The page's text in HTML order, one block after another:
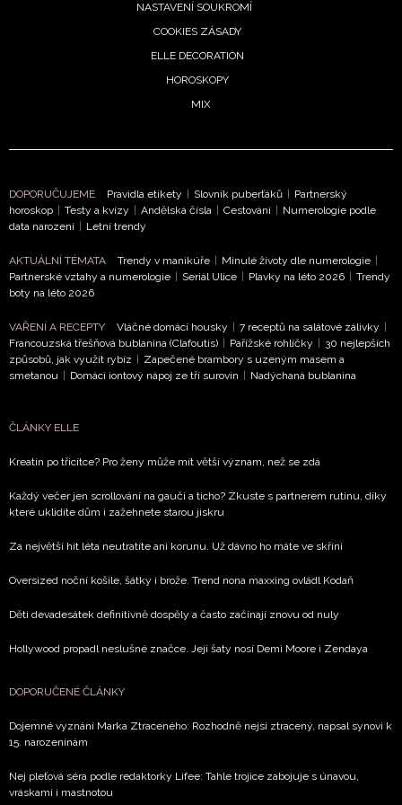
NASTAVENÍ SOUKROMÍ
COOKIES ZÁSADY
ELLE DECORATION
HOROSKOPY
MIX
DOPORUČUJEME Pravidla etikety Slovník puberťáků
Partnerský
horoskop
Testy a kvízy Andělská čísla Cestování
Numerologie podle
data narození
Letní trendy
AKTUÁLNÍ TÉMATA Trendy v manikúře Minulé životy dle numerologie
Partnerské vztahy a numerologie
Seriál Ulice Plavky na léto 2026
Trendy
boty na léto 2026
VAŘENÍ A RECEPTY Vláčné domácí housky 7 receptů na salátové zálivky
Francouzská třešňová bublanina (Clafoutis)
Pařížské rohlíčky
30 nejlepších
způsobů, jak využít rybíz
Zapečené brambory s uzeným masem a
smetanou
Domácí iontový nápoj ze tří surovin Nadýchaná bublanina
ČLÁNKY ELLE
Kreatin po třicítce? Pro ženy může mít větší význam, než se zdá
Každý večer jen scrollování na gauči a ticho? Zkuste s partnerem rutinu, díky
které uklidíte dům i zažehnete starou jiskru
Za největší hit léta neutratíte ani korunu. Už dávno ho máte ve skříni
Oversized noční košile, šátky i brože. Trend nona maxxing ovládl Kodaň
Děti devadesátek definitivně dospěly a často začínají znovu od nuly
Hollywood propadl neslušné značce. Její šaty nosí Demi Moore i Zendaya
DOPORUČENÉ ČLÁNKY
Dojemné vyznání Marka Ztraceného: Rozhodně nejsi ztracený, napsal synovi k
15. narozeninám
Nej pleťová séra podle redaktorky Lifee: Tahle trojice zabojuje s únavou,
vráskami i mastnotou